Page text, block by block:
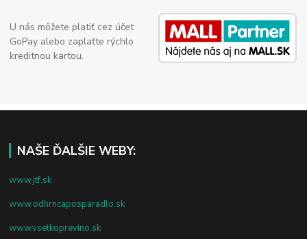
U nás môžete platiť cez účet
GoPay alebo zaplaťte rýchlo
kreditnou kartou.
NAŠE ĎALŠIE WEBY:
www.jtf.sk
www.odhrncaposparadlo.sk
www.vsetkoprevino.sk